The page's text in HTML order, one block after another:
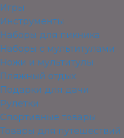
Игры
Инструменты
Наборы для пикника
Наборы с мультитулами
Ножи и мультитулы
Пляжный отдых
Подарки для дачи
Рулетки
Спортивные товары
Товары для путешествий